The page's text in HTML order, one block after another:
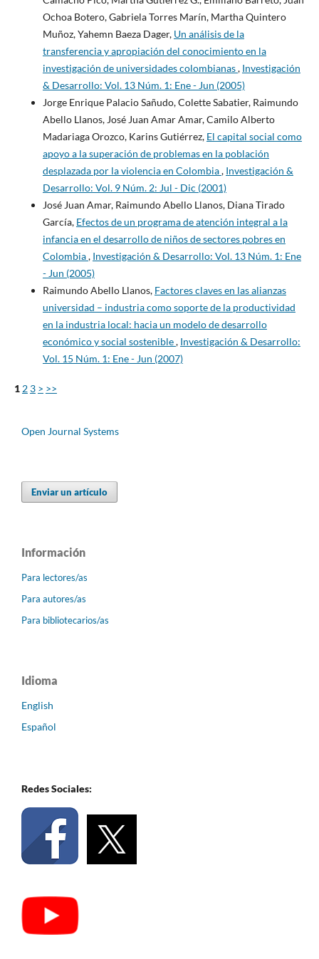
Ochoa Botero, Gabriela Torres Marín, Martha Quintero
Muñoz, Yahemn Baeza Dager, Un análisis de la
transferencia y apropiación del conocimiento en la
investigación de universidades colombianas, Investigación
& Desarrollo: Vol. 13 Núm. 1: Ene - Jun (2005)
Jorge Enrique Palacio Sañudo, Colette Sabatier, Raimundo
Abello Llanos, José Juan Amar Amar, Camilo Alberto
Madariaga Orozco, Karins Gutiérrez, El capital social como
apoyo a la superación de problemas en la población
desplazada por la violencia en Colombia, Investigación &
Desarrollo: Vol. 9 Núm. 2: Jul - Dic (2001)
José Juan Amar, Raimundo Abello Llanos, Diana Tirado
García, Efectos de un programa de atención integral a la
infancia en el desarrollo de niños de sectores pobres en
Colombia, Investigación & Desarrollo: Vol. 13 Núm. 1: Ene
- Jun (2005)
Raimundo Abello Llanos, Factores claves en las alianzas
universidad – industria como soporte de la productividad
en la industria local: hacia un modelo de desarrollo
económico y social sostenible, Investigación & Desarrollo:
Vol. 15 Núm. 1: Ene - Jun (2007)
1 2 3 > >>
Open Journal Systems
Enviar un artículo
Información
Para lectores/as
Para autores/as
Para bibliotecarios/as
Idioma
English
Español
Redes Sociales: